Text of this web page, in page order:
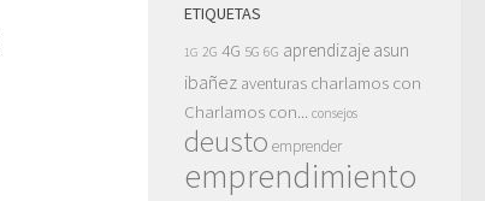
ETIQUETAS
1G 2G 4G 5G 6G aprendizaje asun
ibañez aventuras charlamos con
Charlamos con... consejos
deusto emprender
emprendimiento